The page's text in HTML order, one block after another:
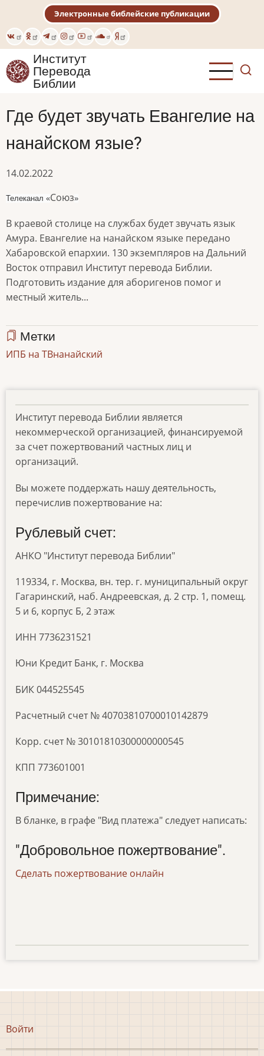
основному
содержанию
Электронные библейские публикации
Институт
Перевода
Библии
Где будет звучать Евангелие на
нанайском язые?
14.02.2022
Телеканал «Союз»
В краевой столице на службах будет звучать язык
Амура. Евангелие на нанайском языке передано
Хабаровской епархии. 130 экземпляров на Дальний
Восток отправил Институт перевода Библии.
Подготовить издание для аборигенов помог и
местный житель...
Метки
ИПБ на ТВнанайский
Институт перевода Библии является
некоммерческой организацией, финансируемой
за счет пожертвований частных лиц и
организаций.
Вы можете поддержать нашу деятельность,
перечислив пожертвование на:
Рублевый счет:
АНКО "Институт перевода Библии"
119334, г. Москва, вн. тер. г. муниципальный округ
Гагаринский, наб. Андреевская, д. 2 стр. 1, помещ.
5 и 6, корпус Б, 2 этаж
ИНН 7736231521
Юни Кредит Банк, г. Москва
БИК 044525545
Расчетный счет № 40703810700010142879
Корр. счет № 30101810300000000545
КПП 773601001
Примечание:
В бланке, в графе "Вид платежа" следует написать:
"Добровольное пожертвование".
Сделать пожертвование онлайн
Меню
Войти